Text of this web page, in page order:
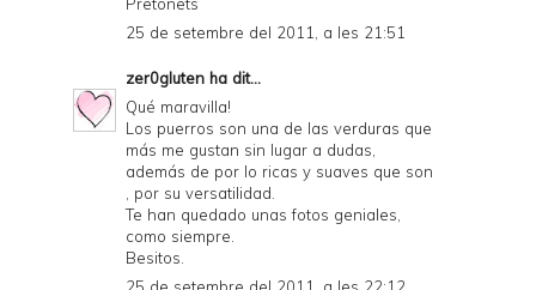
25 de setembre del 2011, a les 21:51
zer0gluten ha dit...
Qué maravilla!
Los puerros son una de las verduras que
más me gustan sin lugar a dudas,
además de por lo ricas y suaves que son
, por su versatilidad.
Te han quedado unas fotos geniales,
como siempre.
Besitos.